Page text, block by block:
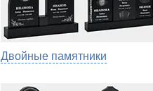
Двойные памятники